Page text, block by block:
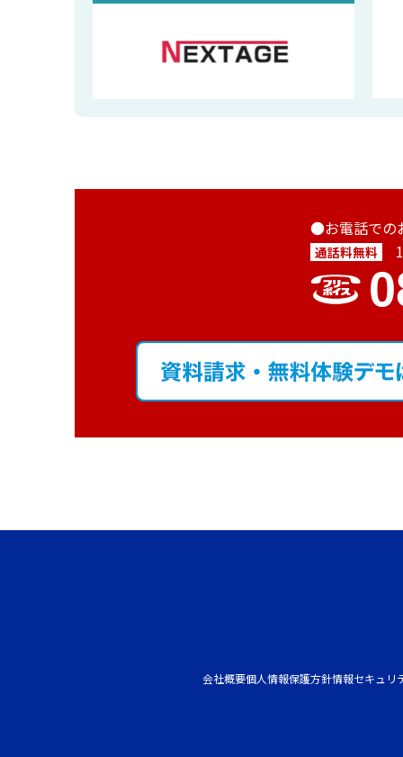
●お電話での
通話料無料
会社概要個人情報保護方針情報セキュリ